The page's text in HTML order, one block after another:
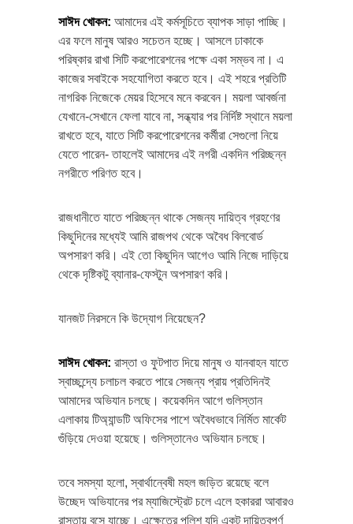
সাঈদ খোকন: আমাদের এই কর্মসূচিতে ব্যাপক সাড়া পাচ্ছি।
এর ফলে মানুষ আরও সচেতন হচ্ছে। আসলে ঢাকাকে
পরিষ্কার রাখা সিটি করপোরেশনের পক্ষে একা সম্ভব না। এ
কাজের সবাইকে সহযোগিতা করতে হবে। এই শহরে প্রতিটি
নাগরিক নিজেকে মেয়র হিসেবে মনে করবেন। ময়লা আবর্জনা
যেখানে-সেখানে ফেলা যাবে না, সন্ধ্যার পর নির্দিষ্ট স্থানে ময়লা
রাখতে হবে, যাতে সিটি করপোরেশনের কর্মীরা সেগুলো নিয়ে
যেতে পারেন- তাহলেই আমাদের এই নগরী একদিন পরিচ্ছন্ন
নগরীতে পরিণত হবে।
রাজধানীতে যাতে পরিচ্ছন্ন থাকে সেজন্য দায়িত্ব গ্রহণের
কিছুদিনের মধ্যেই আমি রাজপথ থেকে অবৈধ বিলবোর্ড
অপসারণ করি। এই তো কিছুদিন আগেও আমি নিজে দাড়িয়ে
থেকে দৃষ্টিকটু ব্যানার-ফেস্টুন অপসারণ করি।
যানজট নিরসনে কি উদ্যোগ নিয়েছেন?
সাঈদ খোকন: রাস্তা ও ফুটপাত দিয়ে মানুষ ও যানবাহন যাতে
স্বাচ্ছন্দ্যে চলাচল করতে পারে সেজন্য প্রায় প্রতিদিনই
আমাদের অভিযান চলছে। কয়েকদিন আগে গুলিস্তান
এলাকায় টিঅ্যান্ডটি অফিসের পাশে অবৈধভাবে নির্মিত মার্কেট
গুঁড়িয়ে দেওয়া হয়েছে। গুলিস্তানেও অভিযান চলছে।
তবে সমস্যা হলো, স্বার্থান্বেষী মহল জড়িত রয়েছে বলে
উচ্ছেদ অভিযানের পর ম্যাজিস্ট্রেট চলে এলে হকাররা আবারও
রাস্তায় বসে যাচ্ছে। এক্ষেত্রে পুলিশ যদি একটু দায়িত্বপূর্ণ